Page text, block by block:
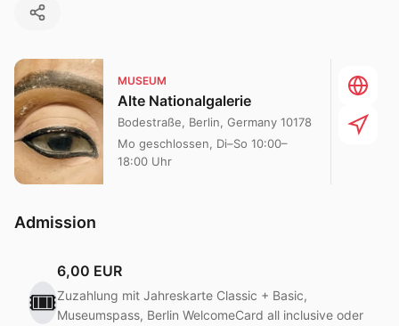
MUSEUM
Alte Nationalgalerie
Bodestraße, Berlin, Germany 10178
Mo geschlossen, Di–So 10:00–
18:00 Uhr
Admission
🎟️
6,00 EUR
Zuzahlung mit Jahreskarte Classic + Basic,
Museumspass, Berlin WelcomeCard all inclusive oder